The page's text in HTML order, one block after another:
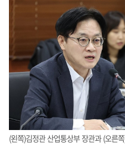
(왼쪽)김정관 산업통상부 장관과 (오른